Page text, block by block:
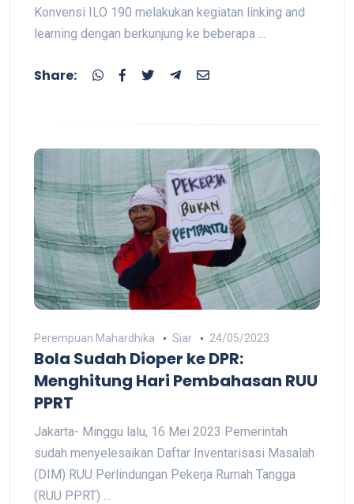
Konvensi ILO 190 melakukan kegiatan linking and
learning dengan berkunjung ke beberapa ...
Share:
Perempuan Mahardhika Siar 24/05/2023
Bola Sudah Dioper ke DPR:
Menghitung Hari Pembahasan RUU
PPRT
Jakarta- Minggu lalu, 16 Mei 2023 Pemerintah
sudah menyelesaikan Daftar Inventarisasi Masalah
(DIM) RUU Perlindungan Pekerja Rumah Tangga
(RUU PPRT) ...